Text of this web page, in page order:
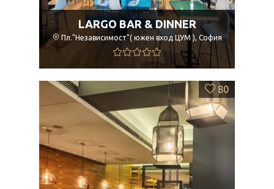
LARGO BAR & DINNER
Пл."Независимост"( южен вход ЦУМ ), София
80